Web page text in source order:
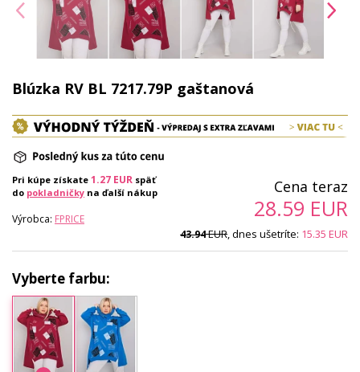
Blúzka RV BL 7217.79P gaštanová
Pri kúpe získate 1.27 EUR späť
do pokladničky na ďalší nákup
Výrobca: FPRICE
Cena teraz
28.59 EUR
43.94EUR, dnes ušetríte: 15.35 EUR
Vyberte farbu: